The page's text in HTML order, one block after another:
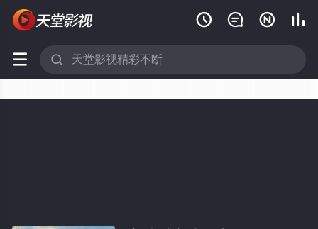
   
 